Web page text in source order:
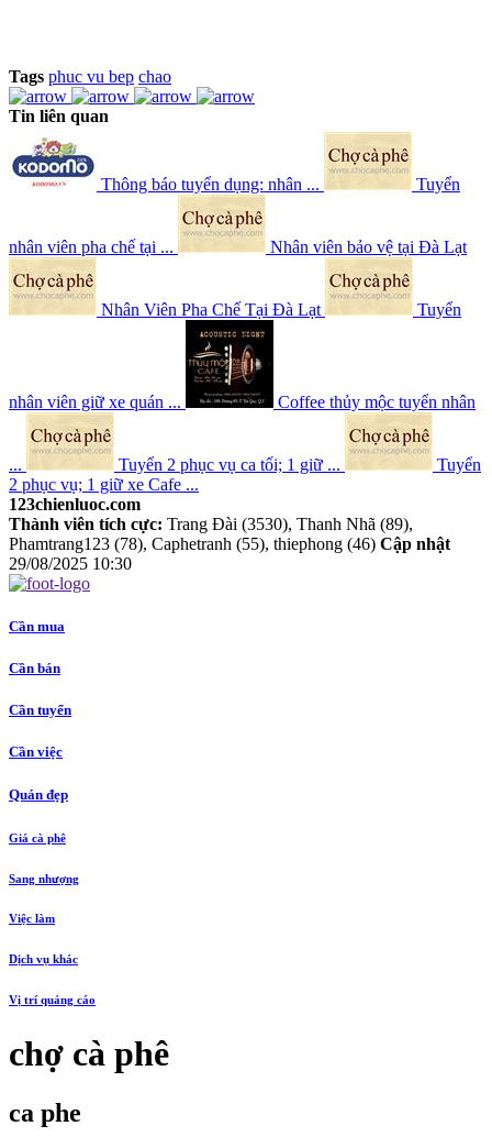
Tags phuc vu bep chao
Tin liên quan
Thông báo tuyển dụng: nhân ... Tuyển
nhân viên pha chế tại ... Nhân viên bảo vệ tại Đà Lạt
Nhân Viên Pha Chế Tại Đà Lạt Tuyển
nhân viên giữ xe quán ... Coffee thủy mộc tuyển nhân
... Tuyển 2 phục vụ ca tối; 1 giữ ...
Tuyển
2 phục vụ; 1 giữ xe Cafe ...
123chienluoc.com
Thành viên tích cực: Trang Đài (3530), Thanh Nhã (89),
Phamtrang123 (78), Caphetranh (55), thiephong (46) Cập nhật
29/08/2025 10:30
Cần mua
Cần bán
Cần tuyển
Cần việc
Quán đẹp
Giá cà phê
Sang nhượng
Việc làm
Dịch vụ khác
Vị trí quảng cáo
chợ cà phê
ca phe